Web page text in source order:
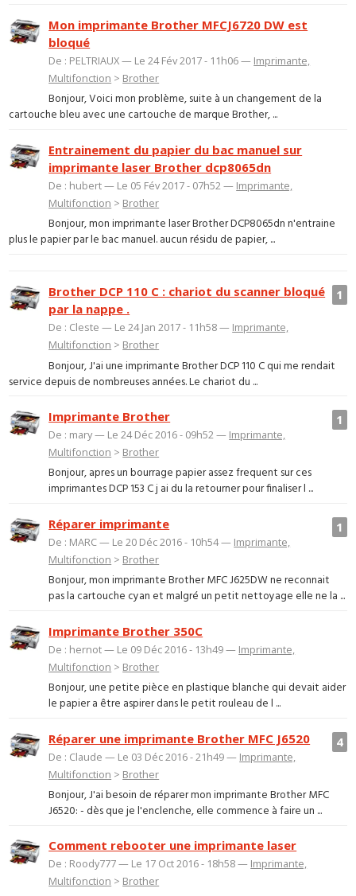
Mon imprimante Brother MFCJ6720 DW est
bloqué
De : PELTRIAUX — Le 24 Fév 2017 - 11h06 — Imprimante,
Multifonction > Brother
Bonjour, Voici mon problème, suite à un changement de la
cartouche bleu avec une cartouche de marque Brother, ...
Entrainement du papier du bac manuel sur
imprimante laser Brother dcp8065dn
De : hubert — Le 05 Fév 2017 - 07h52 — Imprimante,
Multifonction > Brother
Bonjour, mon imprimante laser Brother DCP8065dn n'entraine
plus le papier par le bac manuel. aucun résidu de papier, ...
1
Brother DCP 110 C : chariot du scanner bloqué
par la nappe .
De : Cleste — Le 24 Jan 2017 - 11h58 — Imprimante,
Multifonction > Brother
Bonjour, J'ai une imprimante Brother DCP 110 C qui me rendait
service depuis de nombreuses années. Le chariot du ...
1
Imprimante Brother
De : mary — Le 24 Déc 2016 - 09h52 — Imprimante,
Multifonction > Brother
Bonjour, apres un bourrage papier assez frequent sur ces
imprimantes DCP 153 C j ai du la retourner pour finaliser l ...
1
Réparer imprimante
De : MARC — Le 20 Déc 2016 - 10h54 — Imprimante,
Multifonction > Brother
Bonjour, mon imprimante Brother MFC J625DW ne reconnait
pas la cartouche cyan et malgré un petit nettoyage elle ne la ...
Imprimante Brother 350C
De : hernot — Le 09 Déc 2016 - 13h49 — Imprimante,
Multifonction > Brother
Bonjour, une petite pièce en plastique blanche qui devait aider
le papier a être aspirer dans le petit rouleau de l ...
4
Réparer une imprimante Brother MFC J6520
De : Claude — Le 03 Déc 2016 - 21h49 — Imprimante,
Multifonction > Brother
Bonjour, J'ai besoin de réparer mon imprimante Brother MFC
J6520: - dès que je l'enclenche, elle commence à faire un ...
Comment rebooter une imprimante laser
De : Roody777 — Le 17 Oct 2016 - 18h58 — Imprimante,
Multifonction > Brother